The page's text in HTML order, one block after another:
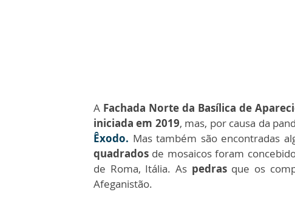
A Fachada Norte da Basílica de
iniciada em 2019, mas, por causa da
Êxodo. Mas também são encontradas
quadrados de mosaicos foram
de Roma, Itália. As pedrasque os
Afeganistão.